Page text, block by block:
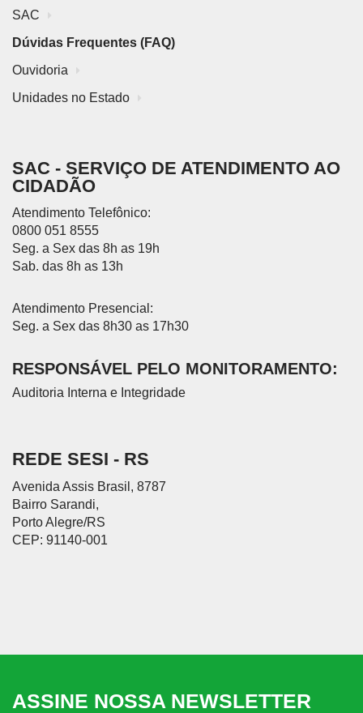
SAC
Dúvidas Frequentes (FAQ)
Ouvidoria
Unidades no Estado
SAC - SERVIÇO DE ATENDIMENTO AO
CIDADÃO
Atendimento Telefônico:
0800 051 8555
Seg. a Sex das 8h as 19h
Sab. das 8h as 13h
Atendimento Presencial:
Seg. a Sex das 8h30 as 17h30
RESPONSÁVEL PELO MONITORAMENTO:
Auditoria Interna e Integridade
REDE SESI - RS
Avenida Assis Brasil, 8787
Bairro Sarandi,
Porto Alegre/RS
CEP: 91140-001
ASSINE NOSSA NEWSLETTER